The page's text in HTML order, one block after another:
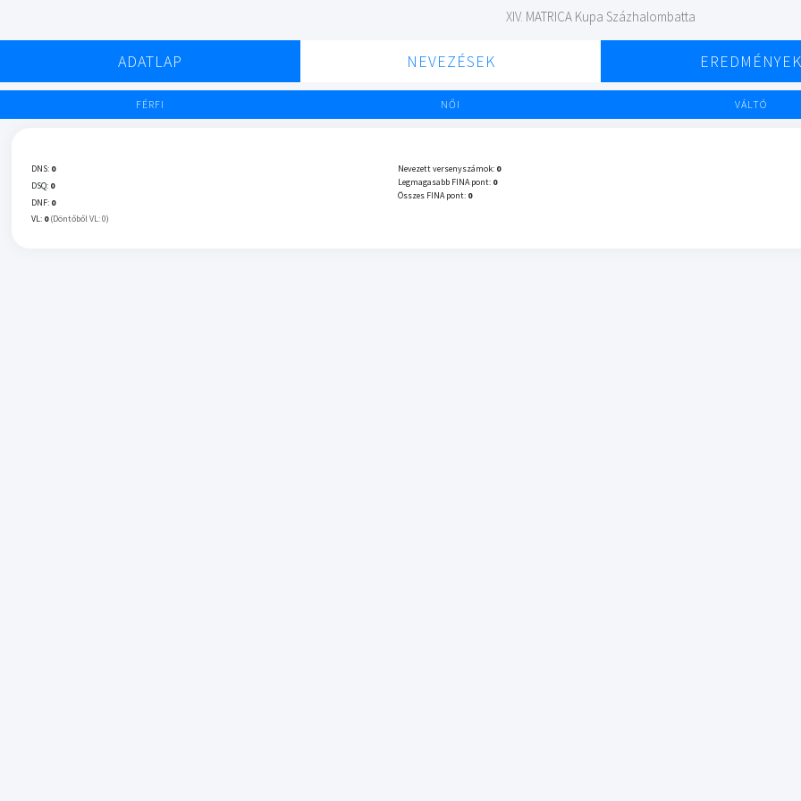
XIV. MATRICA Kupa Százhalombatta
ADATLAP NEVEZÉSEK EREDMÉNYEK
FÉRFI NŐI VÁLTÓ
DNS: 0
DSQ: 0
DNF: 0
VL: 0 (Döntőből VL: 0)
Nevezett versenyszámok: 0
Legmagasabb FINA pont: 0
Összes FINA pont: 0